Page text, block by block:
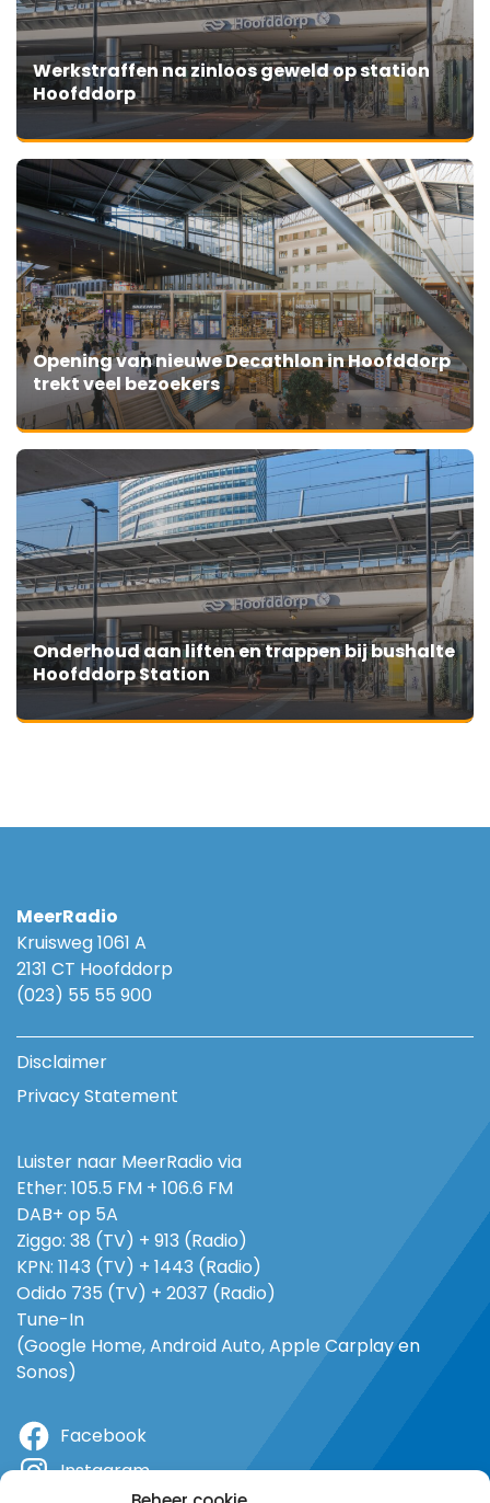
Werkstraffen na zinloos geweld op station
Hoofddorp
Opening van nieuwe Decathlon in Hoofddorp
trekt veel bezoekers
Onderhoud aan liften en trappen bij bushalte
Hoofddorp Station
MeerRadio
Kruisweg 1061 A
2131 CT Hoofddorp
(023) 55 55 900
Disclaimer
Privacy Statement
Luister naar MeerRadio via
Ether: 105.5 FM + 106.6 FM
DAB+ op 5A
Ziggo: 38 (TV) + 913 (Radio)
KPN: 1143 (TV) + 1443 (Radio)
Odido 735 (TV) + 2037 (Radio)
Tune-In
(Google Home, Android Auto, Apple Carplay en
Sonos)
Facebook
Instagram